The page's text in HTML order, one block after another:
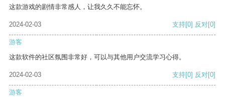
这款游戏的剧情非常感人，让我久久不能忘怀。
2024-02-03 支持[0] 反对[0]
游客
这款软件的社区氛围非常好，可以与其他用户交流学习心得。
2024-02-03 支持[0] 反对[0]
游客